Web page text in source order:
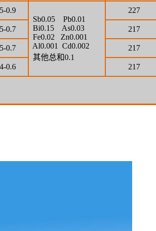
0.9
Sb0.05 Pb0.01
Bi0.15 As0.03
Fe0.02 Zn0.001
Al0.001 Cd0.002
其他总和0.1
227
0.7 217
0.7 217
0.6 217